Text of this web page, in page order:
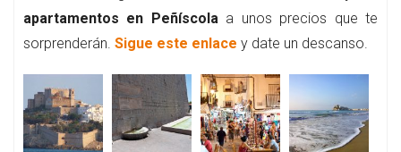
apartamentos en Peñíscolaa unos precios que te
sorprenderán. Sigue este enlace y date un descanso.